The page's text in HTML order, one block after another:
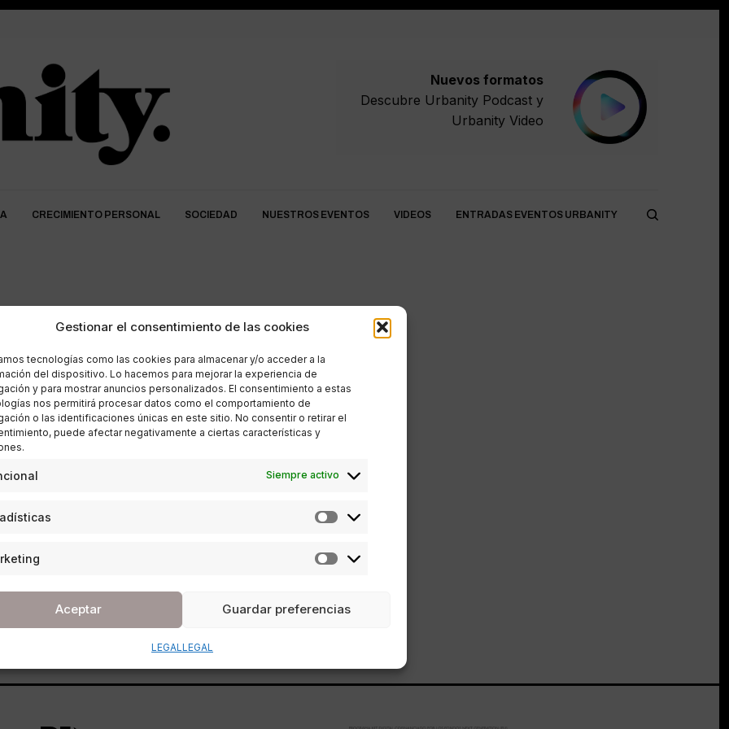
Gestionar el consentimiento de las cookies
tecnologías como las cookies para almacenar y/o acceder a la
del dispositivo. Lo hacemos para mejorar la experiencia de
y para mostrar anuncios personalizados. El consentimiento a estas
nos permitirá procesar datos como el comportamiento de
o las identificaciones únicas en este sitio. No consentir o retirar el
puede afectar negativamente a ciertas características y
Siempre activo
Aceptar Guardar preferencias
LEGAL LEGAL
Nuevos formatos
Descubre Urbanity Podcasty
Urbanity Video
CRECIMIENTO PERSONAL SOCIEDAD NUESTROS EVENTOS VIDEOS ENTRADAS EVENTOS URBANITY
imaginación
HIJOS
Pintura para niños;